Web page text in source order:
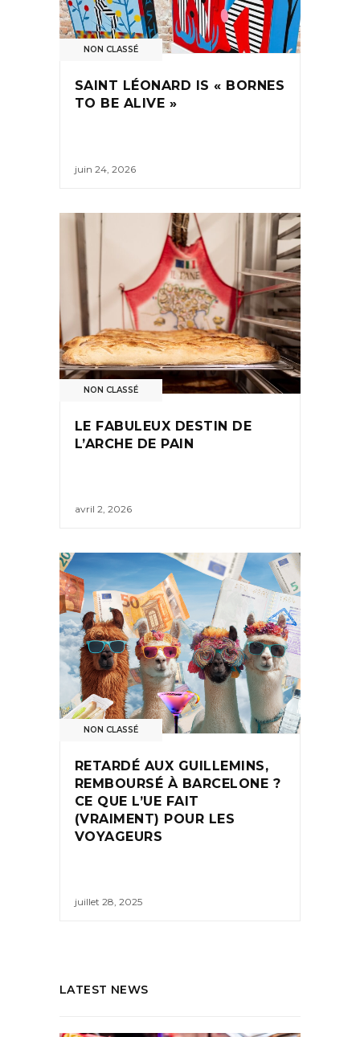
NON CLASSÉ
SAINT LÉONARD IS « BORNES
TO BE ALIVE »
juin 24, 2026
NON CLASSÉ
LE FABULEUX DESTIN DE
L’ARCHE DE PAIN
avril 2, 2026
NON CLASSÉ
RETARDÉ AUX GUILLEMINS,
REMBOURSÉ À BARCELONE ?
CE QUE L’UE FAIT
(VRAIMENT) POUR LES
VOYAGEURS
juillet 28, 2025
LATEST NEWS